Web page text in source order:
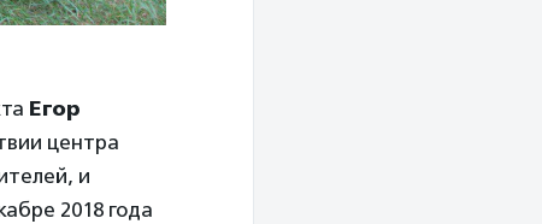
Егор
центра
и
2018 года